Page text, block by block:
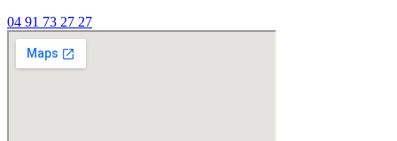
04 91 73 27 27